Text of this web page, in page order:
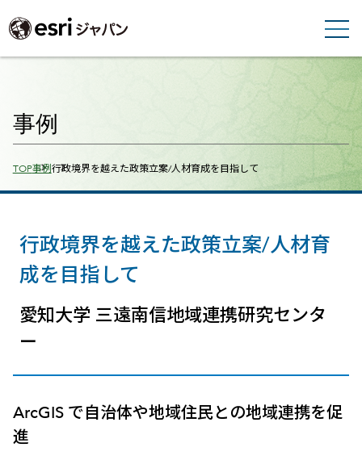
事例
Breadcrumbs
TOP事例行政境界を越えた政策立案/人材育成を目指して
行政境界を越えた政策立案/人材育
成を目指して
愛知大学 三遠南信地域連携研究センタ
ー
ArcGIS で自治体や地域住民との地域連携を促
進